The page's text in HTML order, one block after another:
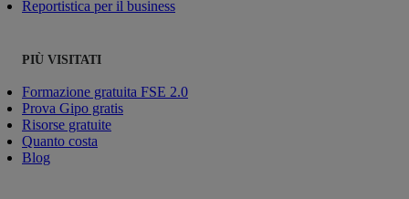
Reportistica per il business
PIÙ VISITATI
Formazione gratuita FSE 2.0
Prova Gipo gratis
Risorse gratuite
Quanto costa
Blog